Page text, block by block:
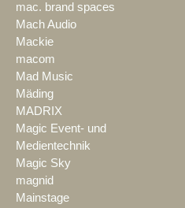
mac. brand spaces
Mach Audio
Mackie
macom
Mad Music
Mäding
MADRIX
Magic Event- und
Medientechnik
Magic Sky
magnid
Mainstage